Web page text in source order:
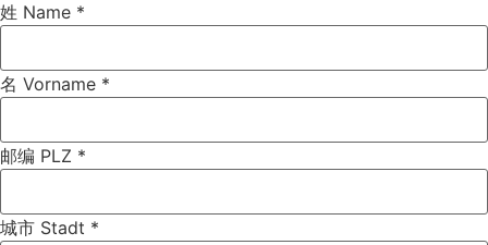
姓 Name *
名 Vorname *
邮编 PLZ *
城市 Stadt *